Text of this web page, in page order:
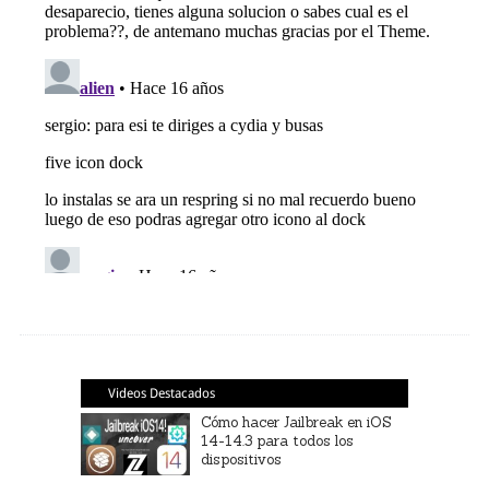
Videos Destacados
Cómo hacer Jailbreak en iOS
14-14.3 para todos los
dispositivos